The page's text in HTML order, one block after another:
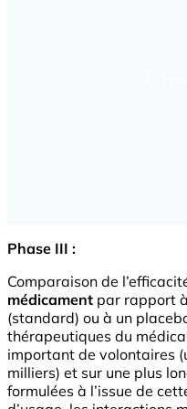
Phase III :
Comparaison de
médicament par rapport
(standard) ou à un
thérapeutiques du
important de volontaires
milliers) et sur une plus
formulées à l’issue de